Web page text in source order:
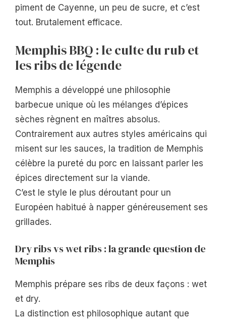
piment de Cayenne, un peu de sucre, et c’est
tout. Brutalement efficace.
Memphis BBQ : le culte du rub et
les ribs de légende
Memphis a développé une philosophie
barbecue unique où les mélanges d’épices
sèches règnent en maîtres absolus.
Contrairement aux autres styles américains qui
misent sur les sauces, la tradition de Memphis
célèbre la pureté du porc en laissant parler les
épices directement sur la viande.
C’est le style le plus déroutant pour un
Européen habitué à napper généreusement ses
grillades.
Dry ribs vs wet ribs : la grande question de
Memphis
Memphis prépare ses ribs de deux façons : wet
et dry.
La distinction est philosophique autant que